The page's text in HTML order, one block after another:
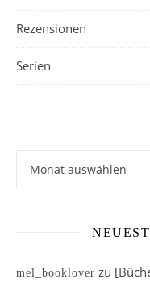
Rezensionen
Serien
mel_booklover zu